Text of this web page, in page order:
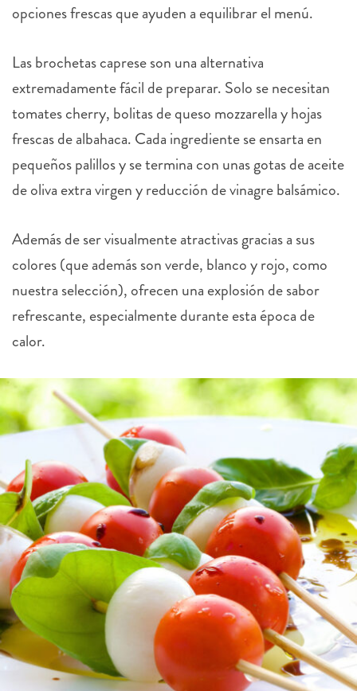
opciones frescas que ayuden a equilibrar el menú.
Las brochetas caprese son una alternativa
extremadamente fácil de preparar. Solo se necesitan
tomates cherry, bolitas de queso mozzarella y hojas
frescas de albahaca. Cada ingrediente se ensarta en
pequeños palillos y se termina con unas gotas de aceite
de oliva extra virgen y reducción de vinagre balsámico.
Además de ser visualmente atractivas gracias a sus
colores (que además son verde, blanco y rojo, como
nuestra selección), ofrecen una explosión de sabor
refrescante, especialmente durante esta época de
calor.